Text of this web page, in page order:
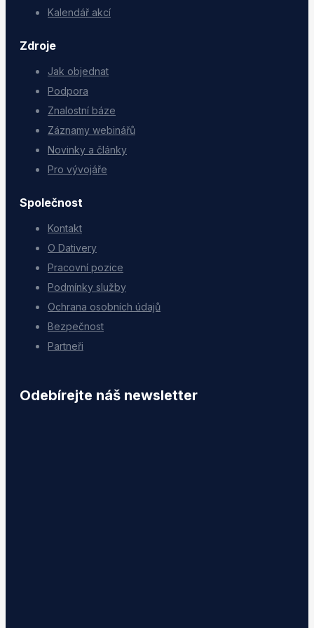
Kalendář akcí
Zdroje
Jak objednat
Podpora
Znalostní báze
Záznamy webinářů
Novinky a články
Pro vývojáře
Společnost
Kontakt
O Dativery
Pracovní pozice
Podmínky služby
Ochrana osobních údajů
Bezpečnost
Partneři
Odebírejte náš newsletter